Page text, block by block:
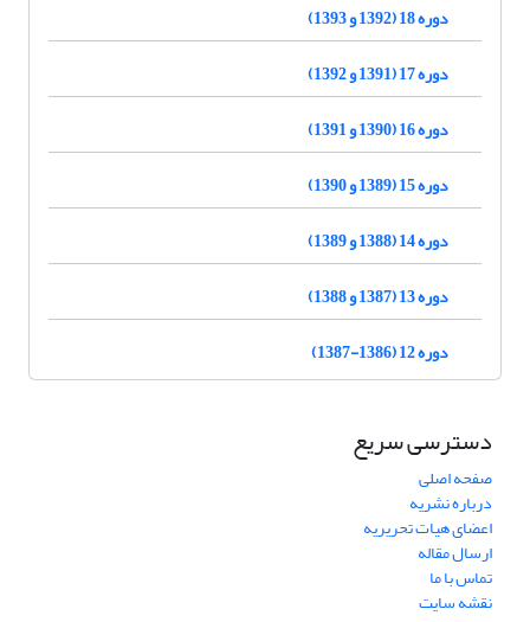
دوره 18 (1392 و 1393)
دوره 17 (1391 و 1392)
دوره 16 (1390 و 1391)
دوره 15 (1389 و 1390)
دوره 14 (1388 و 1389)
دوره 13 (1387 و 1388)
دوره 12 (1386-1387)
دسترسی سریع
صفحه اصلی
درباره نشریه
اعضای هیات تحریریه
ارسال مقاله
تماس با ما
نقشه سایت